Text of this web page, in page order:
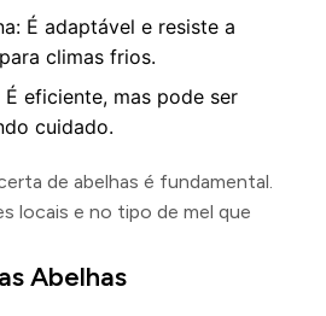
É adaptável e resiste a
climas frios.
eficiente, mas pode ser
cuidado.
de abelhas é fundamental.
locais e no tipo de mel que
Abelhas